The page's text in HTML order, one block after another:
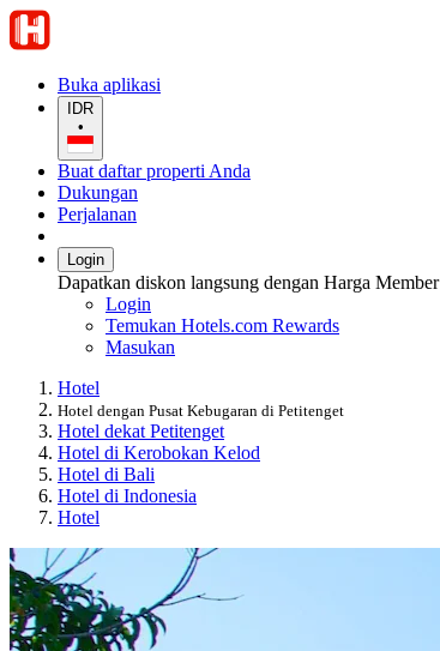
Buka aplikasi
IDR
•
Buat daftar properti Anda
Dukungan
Perjalanan
Login
Dapatkan diskon langsung dengan Harga Member
Login
Temukan Hotels.com Rewards
Masukan
Hotel
Hotel dengan Pusat Kebugaran di Petitenget
Hotel dekat Petitenget
Hotel di Kerobokan Kelod
Hotel di Bali
Hotel di Indonesia
Hotel